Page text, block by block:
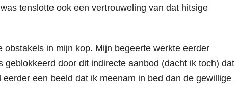
tenslotte ook een vertrouweling van dat hitsige
in mijn kop. Mijn begeerte werkte eerder
door dit indirecte aanbod (dacht ik toch) dat
een beeld dat ik meenam in bed dan de gewillige